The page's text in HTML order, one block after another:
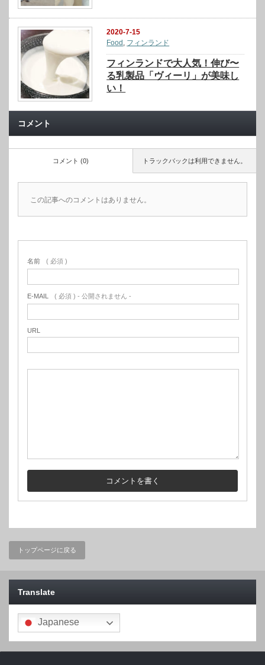
2020-7-15
Food, フィンランド
フィンランドで大人気！伸び〜
る乳製品「ヴィーリ」が美味し
い！
コメント
トラックバックは利用できません。
コメント (0)
この記事へのコメントはありません。
名前 ( 必須 )
E-MAIL ( 必須 ) - 公開されません -
URL
トップページに戻る
Translate
Japanese